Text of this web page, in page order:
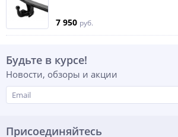
7 950 руб.
Будьте в курсе!
Новости, обзоры и акции
Присоединяйтесь